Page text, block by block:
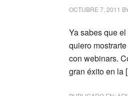
OCTUBRE 7, 2011
Ya sabes que
quiero
con webinars.
gran éxito en